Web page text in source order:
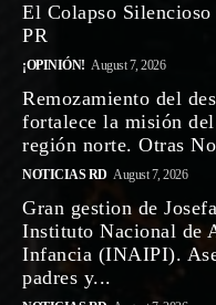
El Colapso
PR
¡OPINIÓN! August 7, 2026
Remozamiento del
fortalece la misión
región norte. Otras
NOTICIAS RD August 7, 2026
Gran gestion de
Instituto Nacional de
Infancia (INAIPI).
padres y...